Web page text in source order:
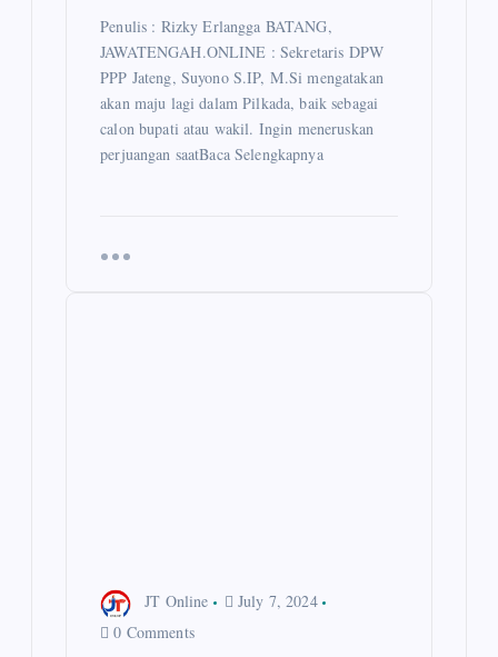
Penulis : Rizky Erlangga BATANG,
JAWATENGAH.ONLINE : Sekretaris DPW
PPP Jateng, Suyono S.IP, M.Si mengatakan
akan maju lagi dalam Pilkada, baik sebagai
calon bupati atau wakil. Ingin meneruskan
perjuangan saatBaca Selengkapnya
JT Online
July 7, 2024
0 Comments